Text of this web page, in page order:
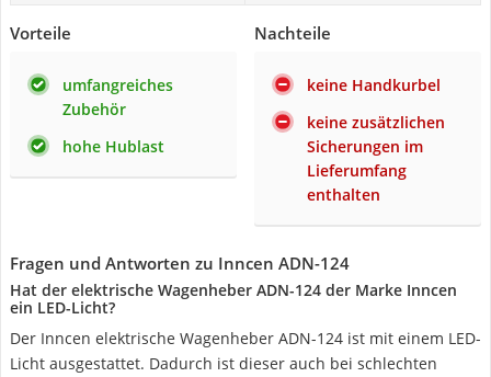
Vorteile
umfangreiches
Zubehör
hohe Hublast
Nachteile
keine Handkurbel
keine zusätzlichen
Sicherungen im
Lieferumfang
enthalten
Fragen und Antworten zu Inncen ADN-124
Hat der elektrische Wagenheber ADN-124 der Marke Inncen
ein LED-Licht?
Der Inncen elektrische Wagenheber ADN-124 ist mit einem LED-
Licht ausgestattet. Dadurch ist dieser auch bei schlechten